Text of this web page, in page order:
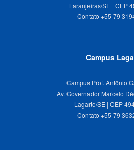
Laranjeiras/SE | CEP
Campus
Campus Prof. Antônio
Av. Governador Marcelo
Lagarto/SE | CEP